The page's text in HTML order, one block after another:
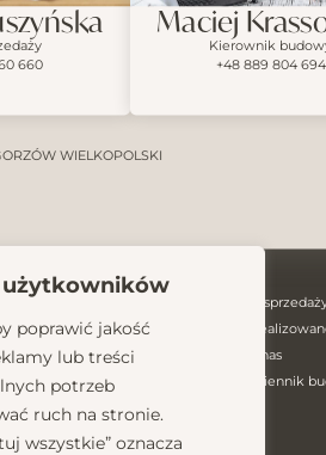
poprawić jakość
lub treści
potrzeb
ruch na stronie.
wszystkie” oznacza
660
Maciej
Kierownik
+48 889 804 694
WIELKOPOLSKI
WIELKOPOLSKI,
/ REGON: 380988273
W
O nas
Dziennik